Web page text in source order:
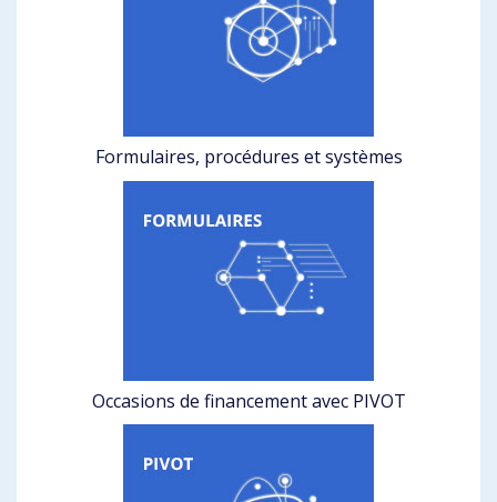
Formulaires, procédures et systèmes
Occasions de financement avec PIVOT